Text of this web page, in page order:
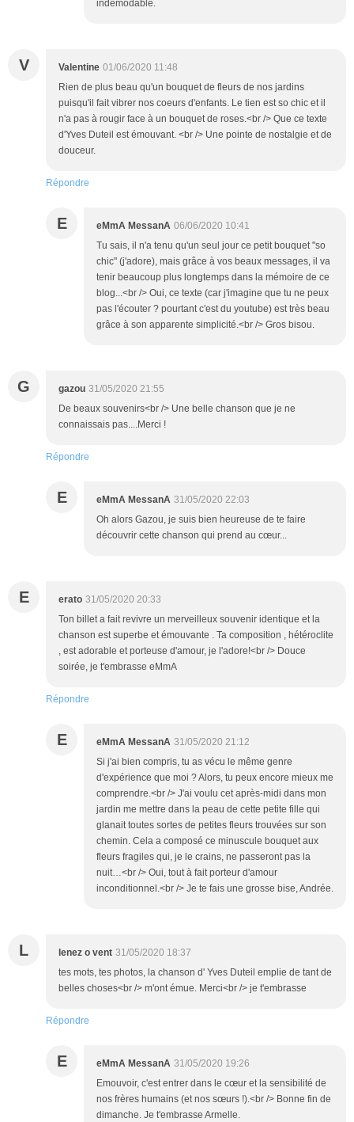
indémodable.
V Valentine 01/06/2020 11:48
Rien de plus beau qu'un bouquet de fleurs de nos jardins
puisqu'il fait vibrer nos coeurs d'enfants. Le tien est so chic et il
n'a pas à rougir face à un bouquet de roses.<br /> Que ce texte
d'Yves Duteil est émouvant. <br /> Une pointe de nostalgie et de
douceur.
Répondre
E eMmA MessanA 06/06/2020 10:41
Tu sais, il n'a tenu qu'un seul jour ce petit bouquet "so
chic" (j'adore), mais grâce à vos beaux messages, il va
tenir beaucoup plus longtemps dans la mémoire de ce
blog...<br /> Oui, ce texte (car j'imagine que tu ne peux
pas l'écouter ? pourtant c'est du youtube) est très beau
grâce à son apparente simplicité.<br /> Gros bisou.
G gazou 31/05/2020 21:55
De beaux souvenirs<br /> Une belle chanson que je ne
connaissais pas....Merci !
Répondre
E eMmA MessanA 31/05/2020 22:03
Oh alors Gazou, je suis bien heureuse de te faire
découvrir cette chanson qui prend au cœur...
E erato 31/05/2020 20:33
Ton billet a fait revivre un merveilleux souvenir identique et la
chanson est superbe et émouvante . Ta composition , hétéroclite
, est adorable et porteuse d'amour, je l'adore!<br /> Douce
soirée, je t'embrasse eMmA
Répondre
E eMmA MessanA 31/05/2020 21:12
Si j'ai bien compris, tu as vécu le même genre
d'expérience que moi ? Alors, tu peux encore mieux me
comprendre.<br /> J'ai voulu cet après-midi dans mon
jardin me mettre dans la peau de cette petite fille qui
glanait toutes sortes de petites fleurs trouvées sur son
chemin. Cela a composé ce minuscule bouquet aux
fleurs fragiles qui, je le crains, ne passeront pas la
nuit…<br /> Oui, tout à fait porteur d'amour
inconditionnel.<br /> Je te fais une grosse bise, Andrée.
L lenez o vent 31/05/2020 18:37
tes mots, tes photos, la chanson d' Yves Duteil emplie de tant de
belles choses<br /> m'ont émue. Merci<br /> je t'embrasse
Répondre
E eMmA MessanA 31/05/2020 19:26
Emouvoir, c'est entrer dans le cœur et la sensibilité de
nos frères humains (et nos sœurs !).<br /> Bonne fin de
dimanche. Je t'embrasse Armelle.